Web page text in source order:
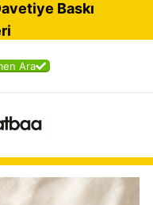
Ara
Baskı